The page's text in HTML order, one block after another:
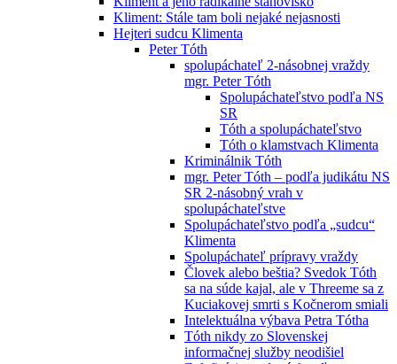
Kliment: Stále tam boli nejaké nejasnosti
Hejteri sudcu Klimenta
Peter Tóth
spolupáchateľ 2-násobnej vraždy
mgr. Peter Tóth
Spolupáchateľstvo podľa NS
SR
Tóth a spolupáchateľstvo
Tóth o klamstvach Klimenta
Kriminálnik Tóth
mgr. Peter Tóth – podľa judikátu NS
SR 2-násobný vrah v
spolupáchateľstve
Spolupáchateľstvo podľa „sudcu“
Klimenta
Spolupáchateľ prípravy vraždy
Človek alebo beštia? Svedok Tóth
sa na súde kajal, ale v Threeme sa z
Kuciakovej smrti s Kočnerom smiali
Intelektuálna výbava Petra Tótha
Tóth nikdy zo Slovenskej
informačnej služby neodišiel